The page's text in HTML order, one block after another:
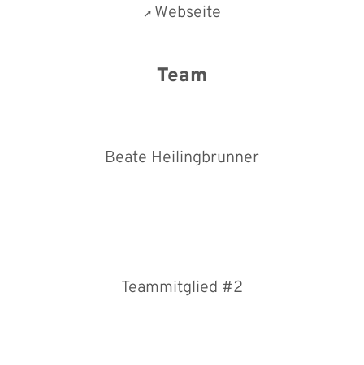
Webseite
Team
Beate Heilingbrunner
Teammitglied #2